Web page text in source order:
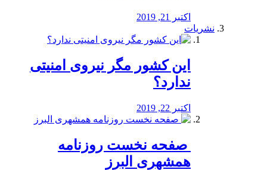
اکتبر 21, 2019
نشریات
این کشور مگر نیروی امنیتی
ندارد؟
اکتبر 22, 2019
️ صفحه نخست روزنامه‌
همشهری البرز